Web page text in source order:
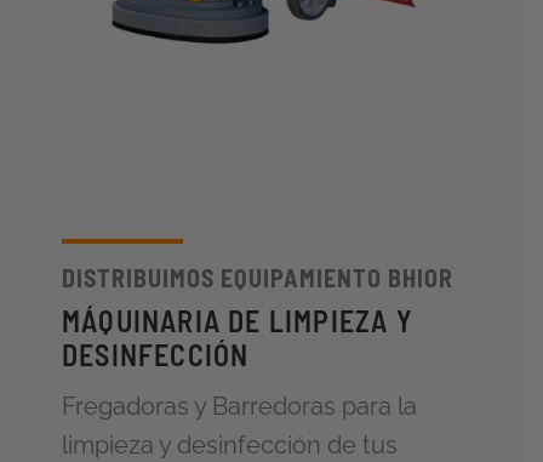
DISTRIBUIMOS EQUIPAMIENTO BHIOR
MÁQUINARIA DE LIMPIEZA Y
DESINFECCIÓN
Fregadoras y Barredoras para la
limpieza y desinfección de tus